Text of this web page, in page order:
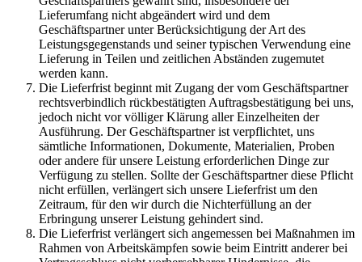
Lieferumfang nicht abgeändert wird und dem
Geschäftspartner unter Berücksichtigung der Art des
Leistungsgegenstands und seiner typischen Verwendung eine
Lieferung in Teilen und zeitlichen Abständen zugemutet
werden kann.
Die Lieferfrist beginnt mit Zugang der vom Geschäftspartner
rechtsverbindlich rückbestätigten Auftragsbestätigung bei uns,
jedoch nicht vor völliger Klärung aller Einzelheiten der
Ausführung. Der Geschäftspartner ist verpflichtet, uns
sämtliche Informationen, Dokumente, Materialien, Proben
oder andere für unsere Leistung erforderlichen Dinge zur
Verfügung zu stellen. Sollte der Geschäftspartner diese Pflicht
nicht erfüllen, verlängert sich unsere Lieferfrist um den
Zeitraum, für den wir durch die Nichterfüllung an der
Erbringung unserer Leistung gehindert sind.
Die Lieferfrist verlängert sich angemessen bei Maßnahmen im
Rahmen von Arbeitskämpfen sowie beim Eintritt anderer bei